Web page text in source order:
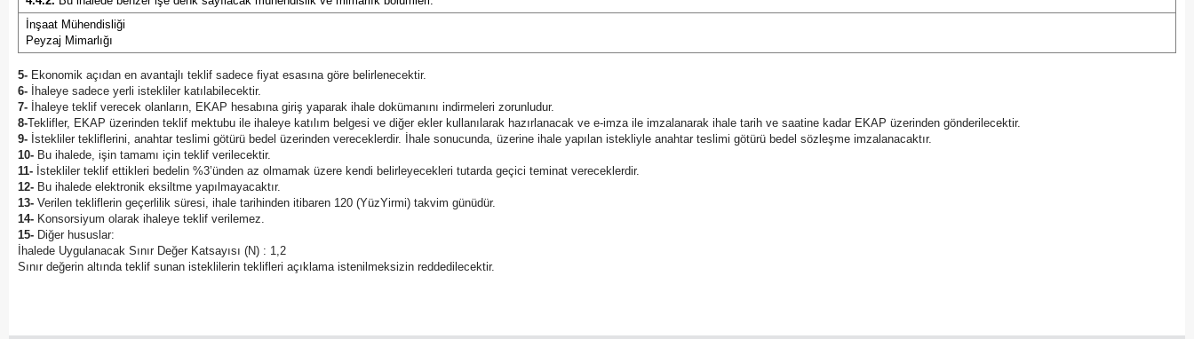
Kocaeli
İnşaat Mühendisliği
Peyzaj Mimarlığı
5- Ekonomik açıdan en avantajlı teklif sadece fiyat esasına göre belirlenecektir.
6-
İhaleye sadece yerli istekliler katılabilecektir.
7- İhaleye teklif verecek olanların, EKAP hesabına giriş yaparak ihale dokümanını indirmeleri zorunludur.
8-Teklifler, EKAP üzerinden teklif mektubu ile ihaleye katılım belgesi ve diğer ekler kullanılarak hazırlanacak ve e-imza ile imzalanarak ihale tarih ve saatine kadar EKAP üzerinden gönderilecektir.
9- İstekliler tekliflerini, anahtar teslimi götürü bedel üzerinden vereceklerdir. İhale sonucunda, üzerine ihale yapılan istekliyle anahtar teslimi götürü bedel sözleşme imzalanacaktır.
10- Bu ihalede, işin tamamı için teklif verilecektir.
11- İstekliler teklif ettikleri bedelin %3’ünden az olmamak üzere kendi belirleyecekleri tutarda geçici teminat vereceklerdir.
12- Bu ihalede elektronik eksiltme yapılmayacaktır.
13- Verilen tekliflerin geçerlilik süresi, ihale tarihinden itibaren 120 (YüzYirmi) takvim günüdür.
14- Konsorsiyum olarak ihaleye teklif verilemez.
15- Diğer hususlar:
İhalede Uygulanacak Sınır Değer Katsayısı (N) : 1,2
Sınır değerin altında teklif sunan isteklilerin teklifleri açıklama istenilmeksizin reddedilecektir.